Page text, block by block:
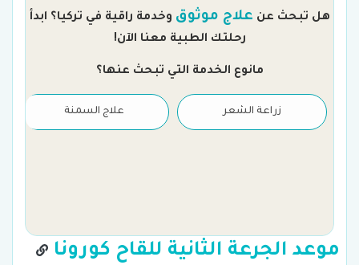
هل تبحث عن علاج موثوق وخدمة راقية في تركيا؟ ابدأ
رحلتك الطبية معنا الآن!
مانوع الخدمة التي تبحث عنها؟
زراعة الشعر علاج السمنة
موعد الجرعة الثانية للقاح كورونا